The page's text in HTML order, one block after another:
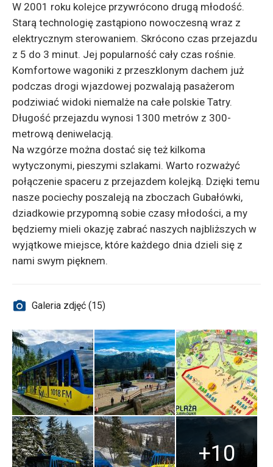
W 2001 roku kolejce przywrócono drugą młodość.
Starą technologię zastąpiono nowoczesną wraz z
elektrycznym sterowaniem. Skrócono czas przejazdu
z 5 do 3 minut. Jej popularność cały czas rośnie.
Komfortowe wagoniki z przeszklonym dachem już
podczas drogi wjazdowej pozwalają pasażerom
podziwiać widoki niemalże na całe polskie Tatry.
Długość przejazdu wynosi 1300 metrów z 300-
metrową deniwelacją.
Na wzgórze można dostać się też kilkoma
wytyczonymi, pieszymi szlakami. Warto rozważyć
połączenie spaceru z przejazdem kolejką. Dzięki temu
nasze pociechy poszaleją na zboczach Gubałówki,
dziadkowie przypomną sobie czasy młodości, a my
będziemy mieli okazję zabrać naszych najbliższych w
wyjątkowe miejsce, które każdego dnia dzieli się z
nami swym pięknem.
Galeria zdjęć (15)
+10